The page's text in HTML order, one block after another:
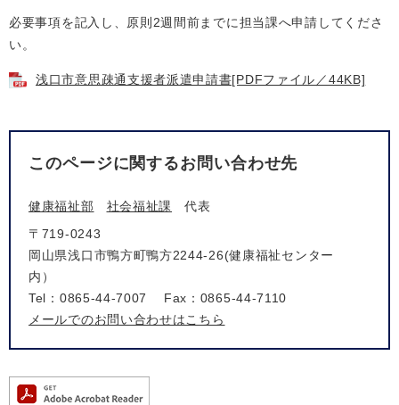
必要事項を記入し、原則2週間前までに担当課へ申請してくださ
い。
浅口市意思疎通支援者派遣申請書[PDFファイル／44KB]
このページに関するお問い合わせ先
健康福祉部 社会福祉課
代表
〒719-0243
岡山県浅口市鴨方町鴨方2244-26(健康福祉センター
内）
Tel：0865-44-7007
Fax：0865-44-7110
メールでのお問い合わせはこちら